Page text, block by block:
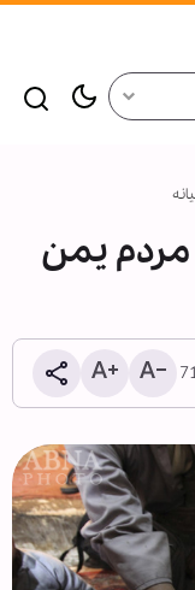
درصد مردم یمن